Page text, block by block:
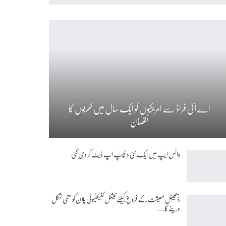
اے آئی فراڈ سے امریکیوں کو ایک سال میں کھربوں کا
نقصان
واٹس ایپ میں ایک نئی دلچسپ اپ ڈیٹ کر دی گئی
ڈیجیٹل معیشت کے فروغ کیلئے نیشنل کنیکٹیوٹی پلان کو حتمی شکل
دینے کا…